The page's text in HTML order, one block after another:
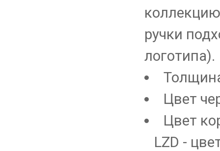
ручки
логотипа).
Цвет
Цвет
LZD -